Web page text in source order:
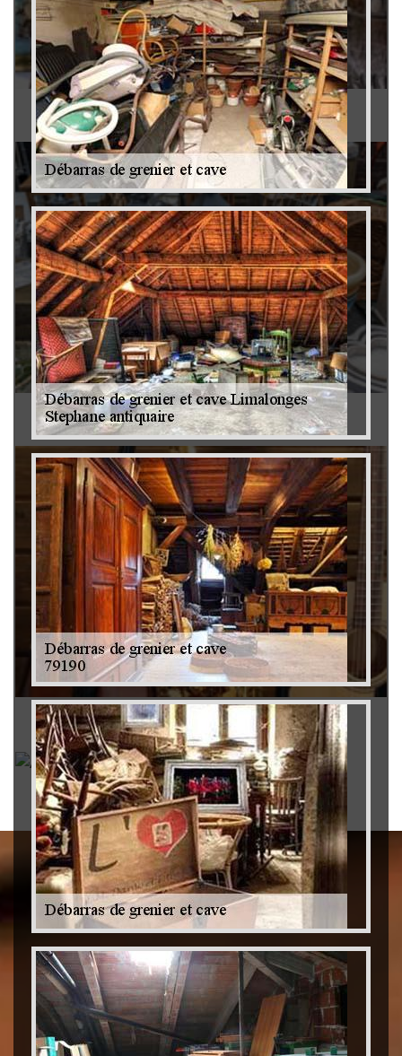
Antiquaire 79
Brocanteur 79
Rachat instrument de musique 79
Achat antiquité 79